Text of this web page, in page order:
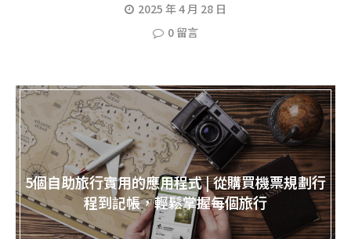
2025 年 4 月 28 日
0 留言
5個自助旅行實用的應用程式 | 從購買機票規劃行
程到記帳，輕鬆掌握每個旅行